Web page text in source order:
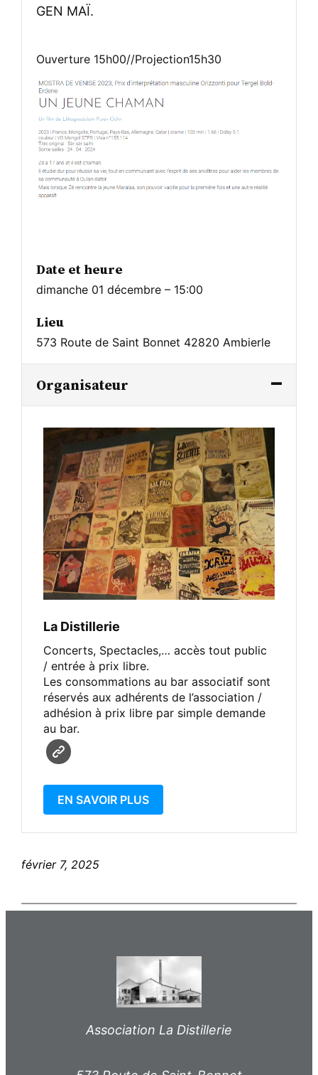
GEN MAÏ.
Ouverture 15h00//Projection15h30
Date et heure
dimanche 01 décembre – 15:00
Lieu
573 Route de Saint Bonnet 42820 Ambierle
Organisateur
La Distillerie
Concerts, Spectacles,… accès tout public
/ entrée à prix libre.
Les consommations au bar associatif sont
réservés aux adhérents de l’association /
adhésion à prix libre par simple demande
au bar.
EN SAVOIR PLUS
février 7, 2025
Association La Distillerie